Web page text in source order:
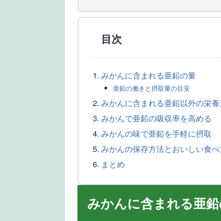
目次
みかんに含まれる亜鉛の量
亜鉛の働きと摂取量の目安
みかんに含まれる亜鉛以外の栄
みかんで亜鉛の吸収率を高める
みかんの味で亜鉛を手軽に摂取
みかんの保存方法とおいしい食
まとめ
みかんに含まれる亜